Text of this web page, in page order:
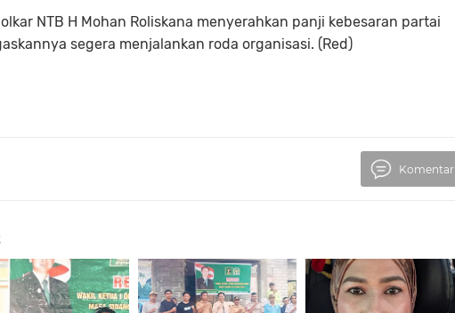
NTB H Mohan Roliskana menyerahkan panji kebesaran partai
segera menjalankan roda organisasi. (Red)
Komentar